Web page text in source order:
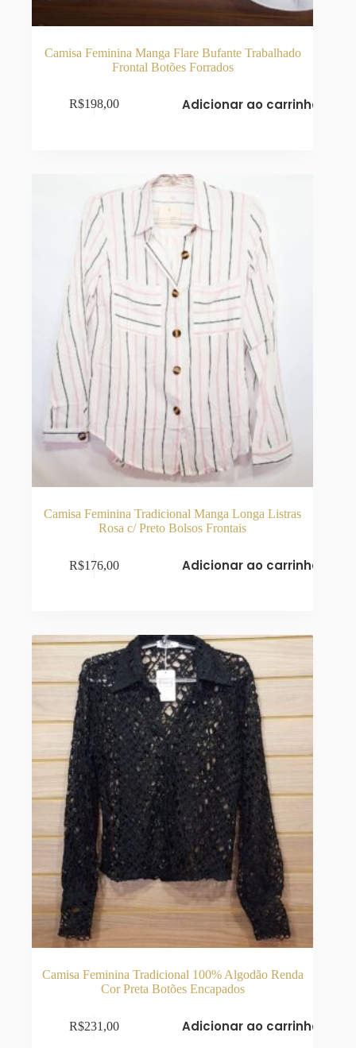
Camisa Feminina Manga Flare Bufante Trabalhado
Frontal Botões Forrados
R$198,00 Adicionar ao carrinho
Camisa Feminina Tradicional Manga Longa Listras
Rosa c/ Preto Bolsos Frontais
R$176,00 Adicionar ao carrinho
Camisa Feminina Tradicional 100% Algodão Renda
Cor Preta Botões Encapados
R$231,00 Adicionar ao carrinho